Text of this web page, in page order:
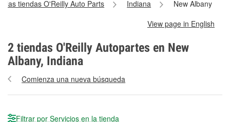
las tiendas O'Reilly Auto Parts Indiana
New Albany
View page in English
2 tiendas O'Reilly Autopartes en New
Albany, Indiana
Comienza una nueva búsqueda
Filtrar por Servicios en la tienda